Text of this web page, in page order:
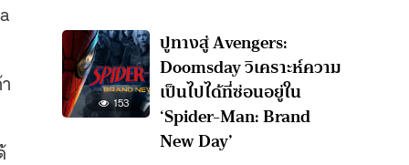
153
ปูทางสู่ Avengers:
Doomsday วิเคราะห์ความ
เป็นไปได้ที่ซ่อนอยู่ใน
‘Spider-Man: Brand
New Day’